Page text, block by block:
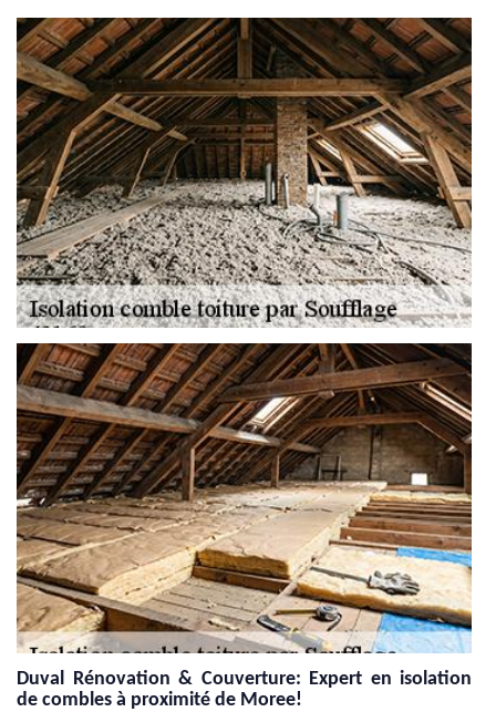
Duval Rénovation & Couverture: Expert en isolation
de combles à proximité de Moree!